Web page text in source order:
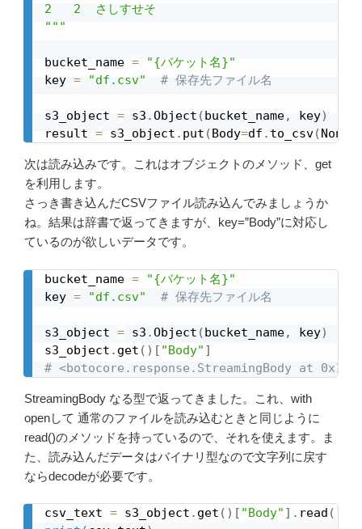
2   2  さしすせそ
"""
bucket_name =
"{バケット名}"
key = "df.csv" # 保存先ファイル名
s3_object = s3 .Object (bucket_name, key)
result = s3_object . put (Body=df . to_csv(None
次は読み込みです。これはオブジェクトのメソッド、get
を利用します。
さっき書き込んだCSVファイル読み込んでみましょうか
ね。結果は辞書で返ってきますが、key=”Body”に対応し
ているのが欲しいデータです。
bucket_name =
"{バケット名}"
key = "df.csv" # 保存先ファイル名
s3_object = s3 .Object (bucket_name, key)
s3_object . get ( ) [ "Body" ]
# <botocore.response.StreamingBody at
StreamingBody なる型で返ってきました。これ、with
openして 通常のファイルを読み込むときと同じように
read()のメソッドを持っているので、それを使えます。ま
た、読み込んだデータはバイナリ型なので文字列に戻す
ならdecodeが必要です。
csv_text = s3_object . get ( ) [ "Body" ] . read ( )